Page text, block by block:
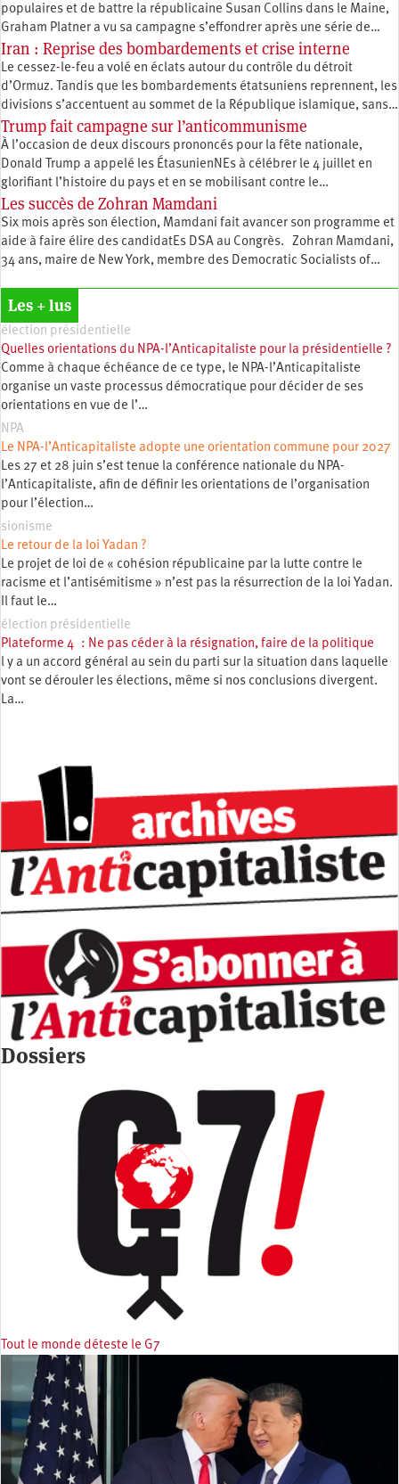
populaires et de battre la républicaine Susan Collins dans le Maine,
Graham Platner a vu sa campagne s’effondrer après une série de…
Iran : Reprise des bombardements et crise interne
Le cessez-le-feu a volé en éclats autour du contrôle du détroit
d’Ormuz. Tandis que les bombardements étatsuniens reprennent, les
divisions s’accentuent au sommet de la République islamique, sans…
Trump fait campagne sur l’anticommunisme
À l’occasion de deux discours prononcés pour la fête nationale,
Donald Trump a appelé les ÉtasunienNEs à célébrer le 4 juillet en
glorifiant l’histoire du pays et en se mobilisant contre le…
Les succès de Zohran Mamdani
Six mois après son élection, Mamdani fait avancer son programme et
aide à faire élire des candidatEs DSA au Congrès. Zohran Mamdani,
34 ans, maire de New York, membre des Democratic Socialists of…
Les + lus
élection présidentielle
Quelles orientations du NPA-l’Anticapitaliste pour la présidentielle ?
Comme à chaque échéance de ce type, le NPA-l’Anticapitaliste
organise un vaste processus démocratique pour décider de ses
orientations en vue de l’…
NPA
Le NPA-l’Anticapitaliste adopte une orientation commune pour 2027
Les 27 et 28 juin s’est tenue la conférence nationale du NPA-
l’Anticapitaliste, afin de définir les orientations de l’organisation
pour l’élection…
sionisme
Le retour de la loi Yadan ?
Le projet de loi de « cohésion républicaine par la lutte contre le
racisme et l’antisémitisme » n’est pas la résurrection de la loi Yadan.
Il faut le…
élection présidentielle
Plateforme 4 : Ne pas céder à la résignation, faire de la politique
l y a un accord général au sein du parti sur la situation dans laquelle
vont se dérouler les élections, même si nos conclusions divergent.
La…
Dossiers
Tout le monde déteste le G7